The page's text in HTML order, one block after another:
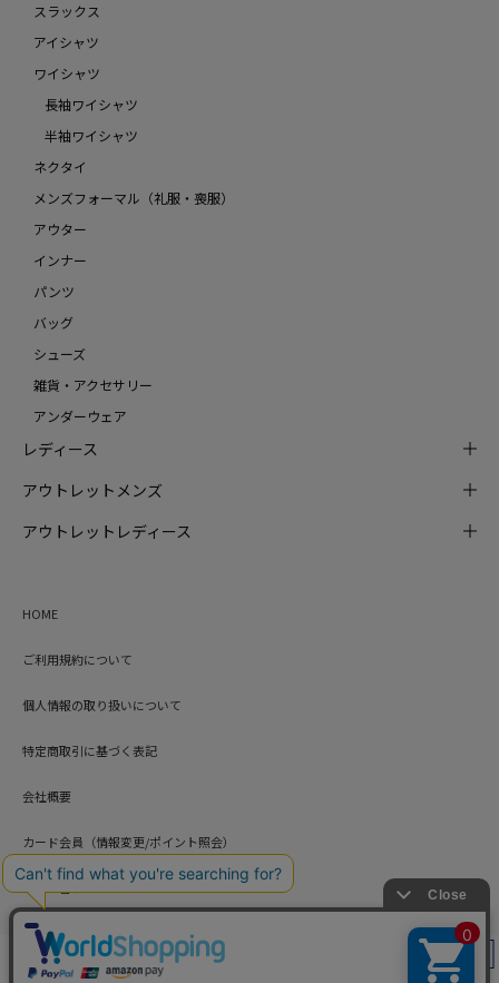
絞り込み
スラックス
アイシャツ
ワイシャツ
長袖ワイシャツ
半袖ワイシャツ
ネクタイ
メンズフォーマル（礼服・喪服）
アウター
インナー
パンツ
バッグ
シューズ
雑貨・アクセサリー
アンダーウェア
レディース
アウトレットメンズ
アウトレットレディース
HOME
ご利用規約について
個人情報の取り扱いについて
特定商取引に基づく表記
会社概要
カード会員（情報変更/ポイント照会）